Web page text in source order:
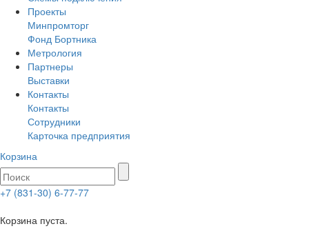
Проекты
Минпромторг
Фонд Бортника
Метрология
Партнеры
Выставки
Контакты
Контакты
Сотрудники
Карточка предприятия
Корзина
+7 (831-30) 6-77-77
Корзина пуста.